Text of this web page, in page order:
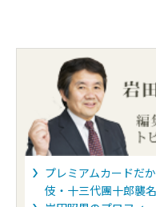
プレミアムカードだ
伎・十三代團十郎襲